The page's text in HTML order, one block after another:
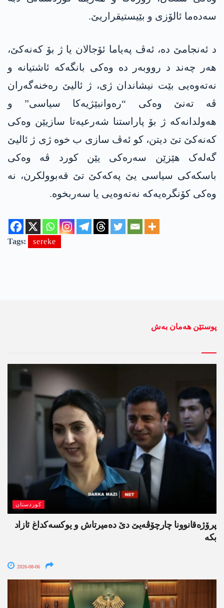
سەدەما ئالۆزی و بێیستیقراریێ.
د ئەنجامێ دە، ئەڤ پەیاما ئۆجالان یا ژ بۆ کەنەکێ،
ھەر چەند د رووبەر دە وەکی بانگەکە ئاشتیانە و
نەتەوەیی بێت نیشاندان ژی، ژ ئالیێ رەخنەگەران
ڤە تەنێ وەکی “رەوانبێژیەکا سیاسی” و
ھەولدانەکە ژ بۆ پاراستنا شەرعیەتا سازیێن وەکی
کەنەکێ تێ دیتن، کو ئەڤ سازی ب خوە ژی ژ ئالیێ
گەلەک ھێزێن سەرەکی یێن کورد ڤە وەکی
باسکەکی سیاسی یێ پەکەکێ تێ قەبوولکرن، نە
وەکی کۆنگرەیەکە نەتەوەیی یا سەربخوە.
Tags: sereke
پوستێن ھەمان بەش
کوردستان
پرۆژەقانوونا چارچۆڤەیێ دێ دەمیرتاش و یوکسەکداغ ئازاد
بکە
2026-08-06